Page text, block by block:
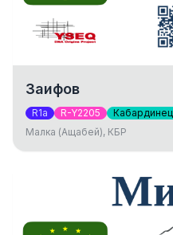
Заифов
R1a R-Y2205 Кабардинец
Малка (Ащабей), КБР